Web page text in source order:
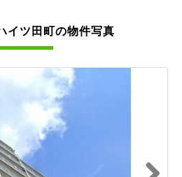
イツ田町の物件写真